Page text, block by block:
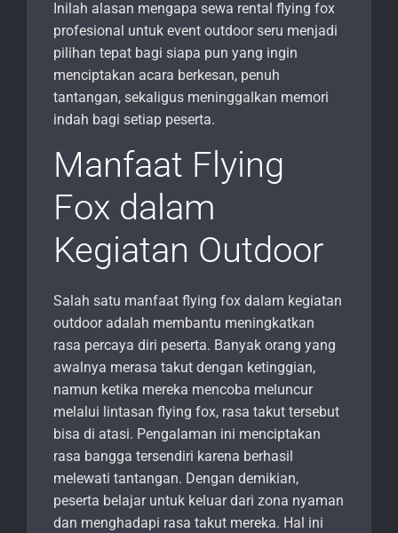
Inilah alasan mengapa sewa rental flying fox
profesional untuk event outdoor seru menjadi
pilihan tepat bagi siapa pun yang ingin
menciptakan acara berkesan, penuh
tantangan, sekaligus meninggalkan memori
indah bagi setiap peserta.
Manfaat Flying
Fox dalam
Kegiatan Outdoor
Salah satu manfaat flying fox dalam kegiatan
outdoor adalah membantu meningkatkan
rasa percaya diri peserta. Banyak orang yang
awalnya merasa takut dengan ketinggian,
namun ketika mereka mencoba meluncur
melalui lintasan flying fox, rasa takut tersebut
bisa di atasi. Pengalaman ini menciptakan
rasa bangga tersendiri karena berhasil
melewati tantangan. Dengan demikian,
peserta belajar untuk keluar dari zona nyaman
dan menghadapi rasa takut mereka. Hal ini